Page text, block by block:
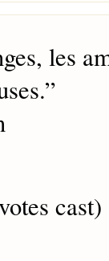
les
”
cast)